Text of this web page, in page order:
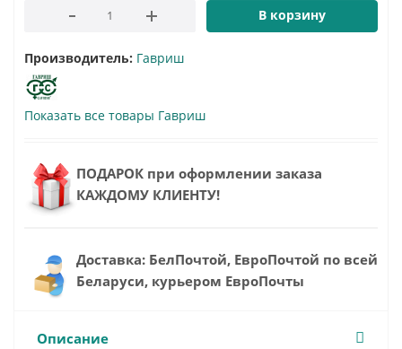
В корзину
Производитель: Гавриш
Показать все товары Гавриш
ПОДАРОК при оформлении заказа
КАЖДОМУ КЛИЕНТУ!
Доставка: БелПочтой, ЕвроПочтой по всей
Беларуси, курьером ЕвроПочты
Описание